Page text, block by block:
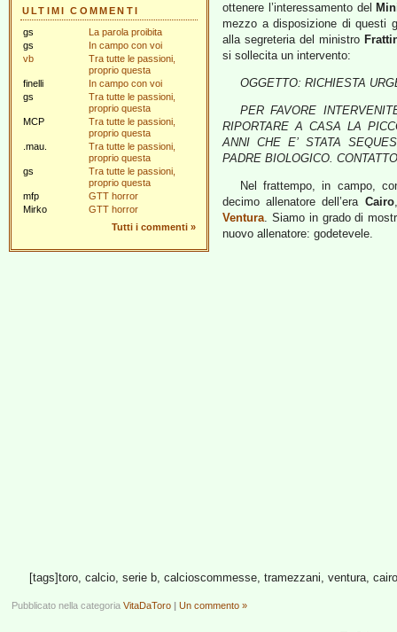
ULTIMI COMMENTI
gs
La parola proibita
gs
In campo con voi
vb
Tra tutte le passioni,
proprio questa
finelli
In campo con voi
gs
Tra tutte le passioni,
proprio questa
MCP
Tra tutte le passioni,
proprio questa
.mau.
Tra tutte le passioni,
proprio questa
gs
Tra tutte le passioni,
proprio questa
mfp
GTT horror
Mirko
GTT horror
Tutti i commenti »
ottenere l’interessamento del
mezzo a disposizione di questi
alla segreteria del ministro
si sollecita un intervento:
OGGETTO: RICHIESTA
PER FAVORE
RIPORTARE A CASA LA
ANNI CHE E’ STATA
PADRE BIOLOGICO.
Nel frattempo, in campo,
decimo allenatore dell’era Cairo
Ventura. Siamo in grado di
nuovo allenatore: godetevele.
[tags]toro, calcio, serie b, calcioscommesse, tramezzani, ventura,
Pubblicato nella categoria VitaDaToro | Un commento »